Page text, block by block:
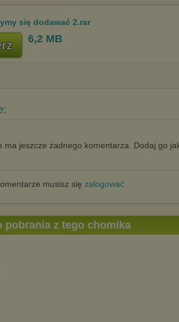
się dodawać 2.rar
6,2 MB
ma jeszcze żadnego komentarza. Dodaj go
musisz się zalogować
pobrania z tego chomika